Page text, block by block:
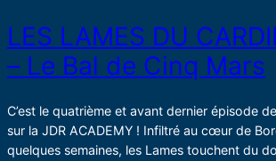
LES LAMES DU
– Le Bal de Cinq Mars
C’est le quatrième et avant dernier épisode
sur la JDR ACADEMY ! Infiltré au cœur de
quelques semaines, les Lames touchent du